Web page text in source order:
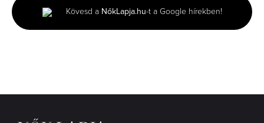
minutes,
8
seconds
Kövesd a NőkLapja.hu-t a Google hírekben!